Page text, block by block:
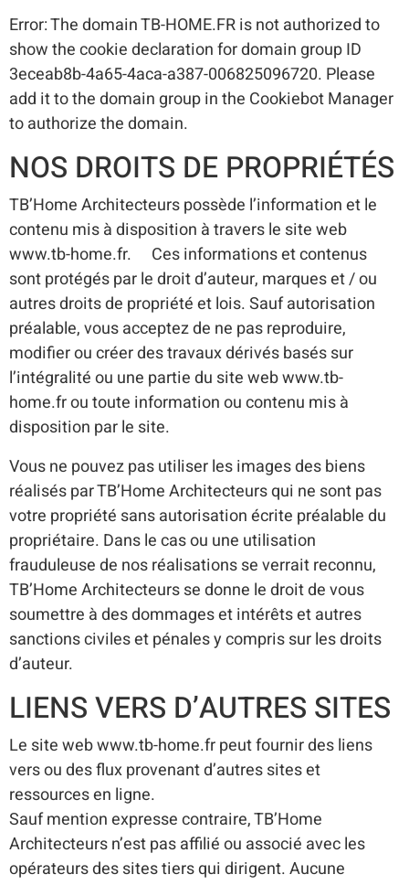
Error: The domain TB-HOME.FR is not authorized to
show the cookie declaration for domain group ID
3eceab8b-4a65-4aca-a387-006825096720. Please
add it to the domain group in the Cookiebot Manager
to authorize the domain.
NOS DROITS DE PROPRIÉTÉS
TB’Home Architecteurs possède l’information et le
contenu mis à disposition à travers le site web
www.tb-home.fr. Ces informations et contenus
sont protégés par le droit d’auteur, marques et / ou
autres droits de propriété et lois. Sauf autorisation
préalable, vous acceptez de ne pas reproduire,
modifier ou créer des travaux dérivés basés sur
l’intégralité ou une partie du site web www.tb-
home.fr ou toute information ou contenu mis à
disposition par le site.
Vous ne pouvez pas utiliser les images des biens
réalisés par TB’Home Architecteurs qui ne sont pas
votre propriété sans autorisation écrite préalable du
propriétaire. Dans le cas ou une utilisation
frauduleuse de nos réalisations se verrait reconnu,
TB’Home Architecteurs se donne le droit de vous
soumettre à des dommages et intérêts et autres
sanctions civiles et pénales y compris sur les droits
d’auteur.
LIENS VERS D’AUTRES SITES
Le site web www.tb-home.fr peut fournir des liens
vers ou des flux provenant d’autres sites et
ressources en ligne.
Sauf mention expresse contraire, TB’Home
Architecteurs n’est pas affilié ou associé avec les
opérateurs des sites tiers qui dirigent. Aucune